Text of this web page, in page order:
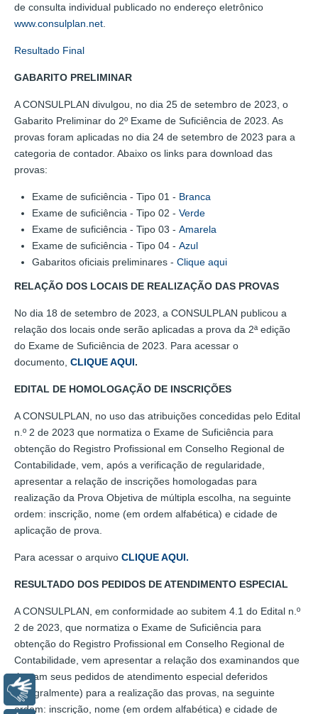
de consulta individual publicado no endereço eletrônico
www.consulplan.net
Resultado Final
GABARITO PRELIMINAR
A CONSULPLAN divulgou, no dia 25 de setembro de 2023, o
Gabarito Preliminar do 2º Exame de Suficiência de 2023. As
provas foram aplicadas no dia 24 de setembro de 2023 para a
categoria de contador. Abaixo os links para download das
provas:
Exame de suficiência - Tipo 01 - Branca
Exame de suficiência - Tipo 02 - Verde
Exame de suficiência - Tipo 03 - Amarela
Exame de suficiência - Tipo 04 - Azul
Gabaritos oficiais preliminares - Clique aqui
RELAÇÃO DOS LOCAIS DE REALIZAÇÃO DAS PROVAS
No dia 18 de setembro de 2023, a CONSULPLAN publicou a
relação dos locais onde serão aplicadas a prova da 2ª edição
do Exame de Suficiência de 2023. Para acessar o
documento, CLIQUE AQUI.
EDITAL DE HOMOLOGAÇÃO DE INSCRIÇÕES
A CONSULPLAN, no uso das atribuições concedidas pelo Edital
n.º 2 de 2023 que normatiza o Exame de Suficiência para
obtenção do Registro Profissional em Conselho Regional de
Contabilidade, vem, após a verificação de regularidade,
apresentar a relação de inscrições homologadas para
realização da Prova Objetiva de múltipla escolha, na seguinte
ordem: inscrição, nome (em ordem alfabética) e cidade de
aplicação de prova.
Para acessar o arquivo CLIQUE AQUI.
RESULTADO DOS PEDIDOS DE ATENDIMENTO ESPECIAL
A CONSULPLAN, em conformidade ao subitem 4.1 do Edital n.º
2 de 2023, que normatiza o Exame de Suficiência para
obtenção do Registro Profissional em Conselho Regional de
Contabilidade, vem apresentar a relação dos examinandos que
tiveram seus pedidos de atendimento especial deferidos
(integralmente) para a realização das provas, na seguinte
ordem: inscrição, nome (em ordem alfabética) e cidade de
Libras